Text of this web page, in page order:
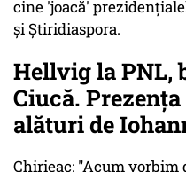
cine 'joacă'
și Știridiaspora.
Hellvig la PNL,
Ciucă.
alături de
Chirieac: "Acum vorbim